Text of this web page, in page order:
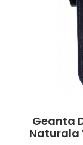
Geanta
Naturala